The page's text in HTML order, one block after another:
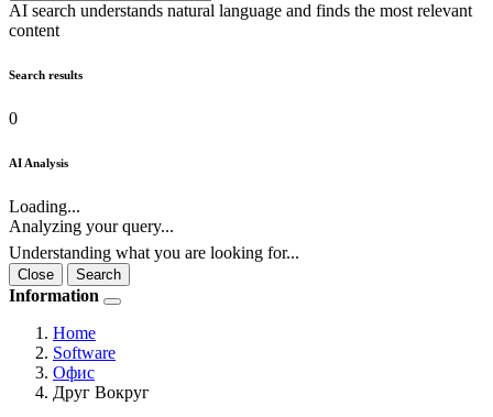
AI search understands natural language and finds the most relevant
content
Search results
0
AI Analysis
Loading...
Analyzing your query...
Understanding what you are looking for...
Close Search
Information
Home
Software
Офис
Друг Вокруг